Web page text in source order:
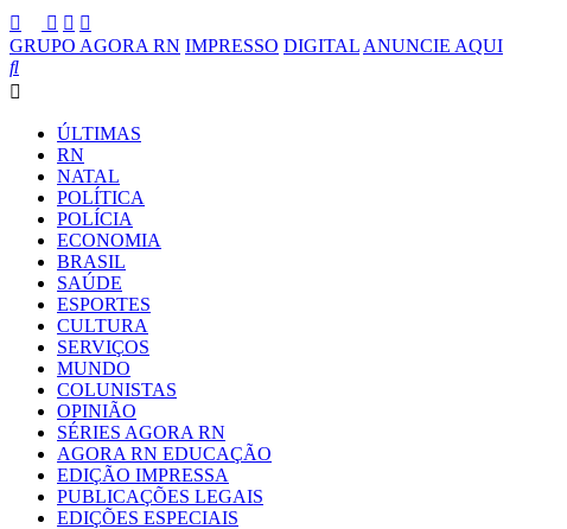
GRUPO AGORA RN IMPRESSO DIGITAL ANUNCIE AQUI
ÚLTIMAS
RN
NATAL
POLÍTICA
POLÍCIA
ECONOMIA
BRASIL
SAÚDE
ESPORTES
CULTURA
SERVIÇOS
MUNDO
COLUNISTAS
OPINIÃO
SÉRIES AGORA RN
AGORA RN EDUCAÇÃO
EDIÇÃO IMPRESSA
PUBLICAÇÕES LEGAIS
EDIÇÕES ESPECIAIS